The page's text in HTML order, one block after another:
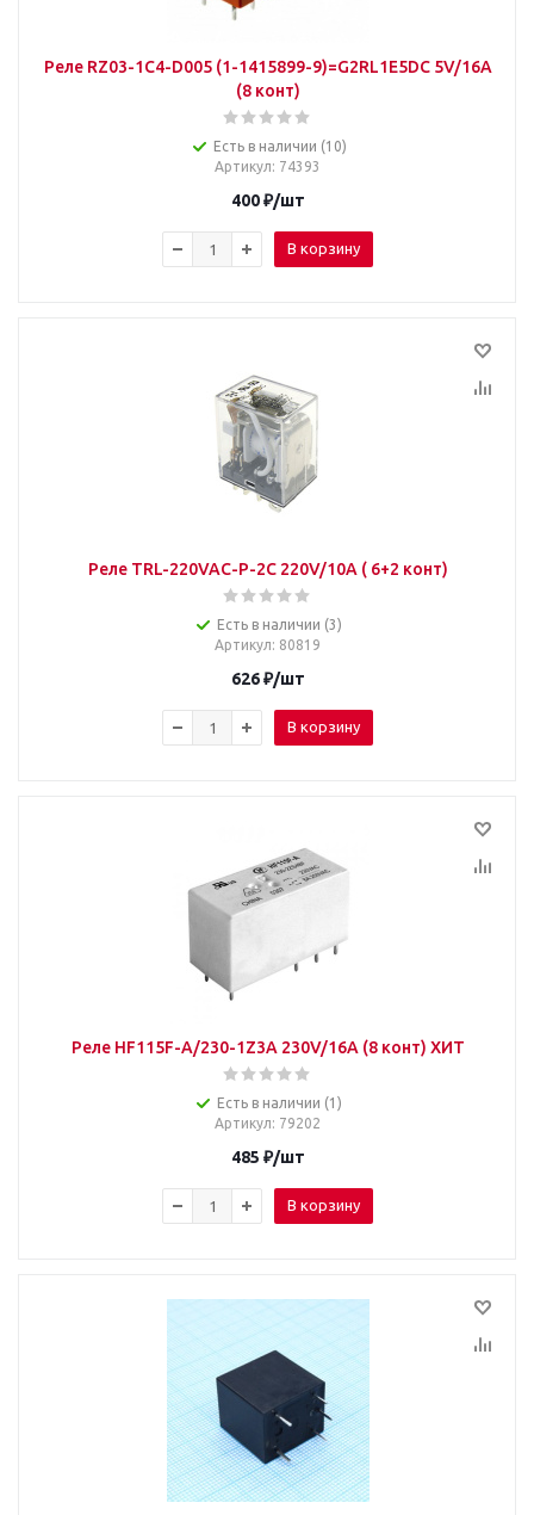
Реле RZ03-1C4-D005 (1-1415899-9)=G2RL1E5DC 5V/16A
(8 конт)
Есть в наличии (10)
Артикул: 74393
400₽/шт
В корзину
Реле TRL-220VAC-P-2C 220V/10A ( 6+2 конт)
Есть в наличии (3)
Артикул: 80819
626₽/шт
В корзину
Реле HF115F-A/230-1Z3A 230V/16A (8 конт) ХИТ
Есть в наличии (1)
Артикул: 79202
485 ₽/шт
В корзину